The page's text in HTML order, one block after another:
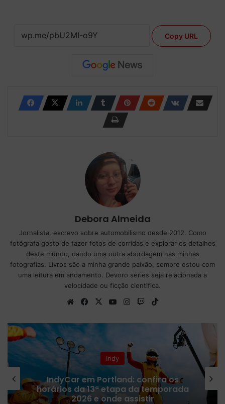
Copy URL
Debora Almeida
Jornalista, escrevo sobre automobilismo desde 2012. Como
fotógrafa gosto de fazer fotos de corridas e explorar os detalhes
deste mundo, dando uma outra abordagem nas minhas
fotografias. Livros são a minha grande paixão, sempre estou com
uma leitura em andamento. Devoro séries seja relacionada a
velocidade ou ficção cientifica.
We
te
Fa
bo
X
Yo
ub
Ins
ra
Tw
Indy
IndyCar em Portland: confira os
horários da 13ª etapa da temporada
2026 e onde assistir